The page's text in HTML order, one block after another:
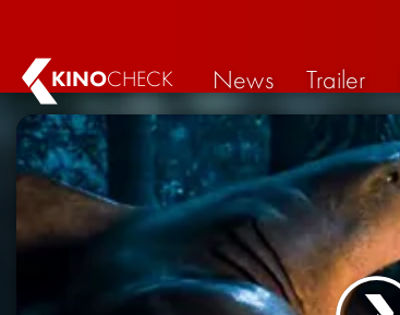
KINOCHECK News Trailer